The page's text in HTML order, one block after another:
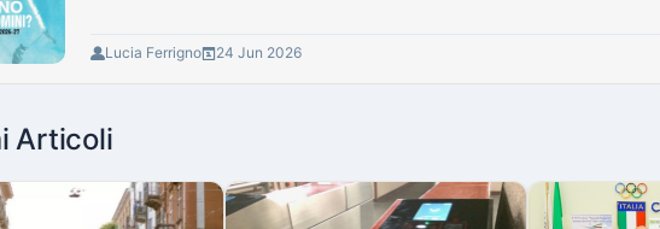
Lucia Ferrigno 24 Jun 2026
Articoli